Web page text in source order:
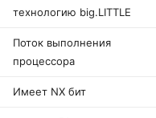
технологию big.LITTLE
Поток выполнения
процессора
Имеет NX бит